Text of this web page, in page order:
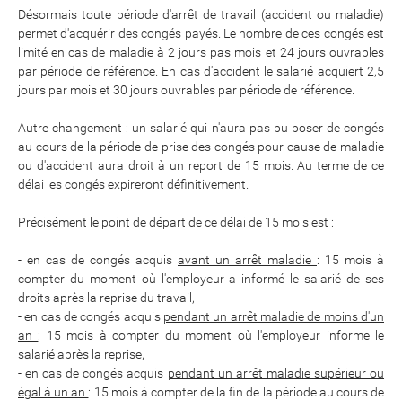
Désormais toute période d'arrêt de travail (accident ou maladie)
permet d'acquérir des congés payés. Le nombre de ces congés est
limité en cas de maladie à 2 jours pas mois et 24 jours ouvrables
par période de référence. En cas d'accident le salarié acquiert 2,5
jours par mois et 30 jours ouvrables par période de référence.
Autre changement : un salarié qui n'aura pas pu poser de congés
au cours de la période de prise des congés pour cause de maladie
ou d'accident aura droit à un report de 15 mois. Au terme de ce
délai les congés expireront définitivement.
Précisément le point de départ de ce délai de 15 mois est :
- en cas de congés acquis avant un arrêt maladie : 15 mois à
compter du moment où l'employeur a informé le salarié de ses
droits après la reprise du travail,
- en cas de congés acquis pendant un arrêt maladie de moins d'un
an : 15 mois à compter du moment où l'employeur informe le
salarié après la reprise,
- en cas de congés acquis pendant un arrêt maladie supérieur ou
égal à un an : 15 mois à compter de la fin de la période au cours de